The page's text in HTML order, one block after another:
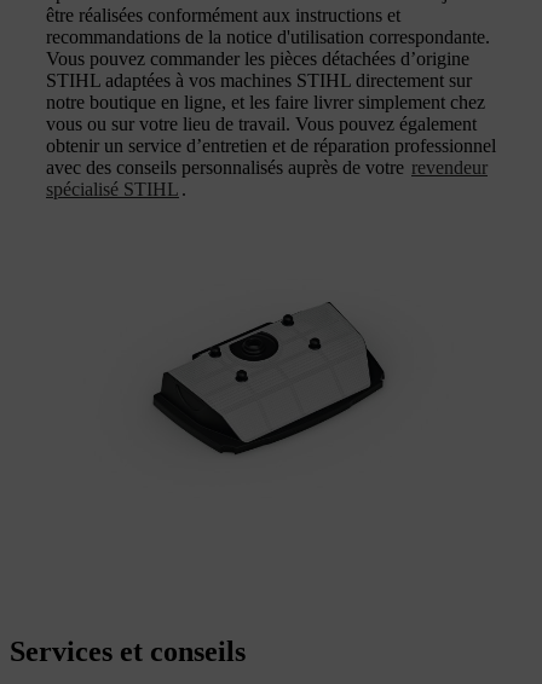
être réalisées conformément aux instructions et
recommandations de la notice d'utilisation correspondante.
Vous pouvez commander les pièces détachées d’origine
STIHL adaptées à vos machines STIHL directement sur
notre boutique en ligne, et les faire livrer simplement chez
vous ou sur votre lieu de travail. Vous pouvez également
obtenir un service d’entretien et de réparation professionnel
avec des conseils personnalisés auprès de votre revendeur
spécialisé STIHL .
Services et conseils